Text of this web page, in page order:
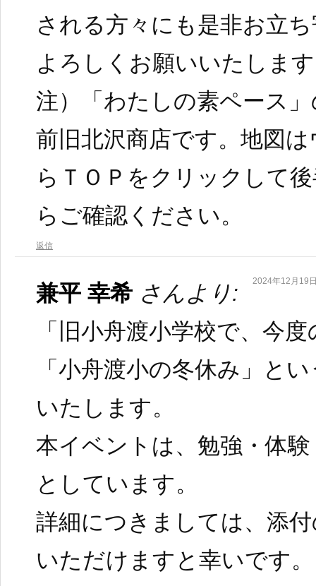
される方々にも是非お立
よろしくお願いいたしま
注）「わたしの素ペース
前旧北沢商店です。地図
らＴＯＰをクリックして
らご確認ください。
返信
兼平 幸希 さんより: 2024年12月19
「旧小舟渡小学校で、今
「小舟渡小の冬休み」と
いたします。
本イベントは、勉強・体
としています。
詳細につきましては、添
いただけますと幸いです。